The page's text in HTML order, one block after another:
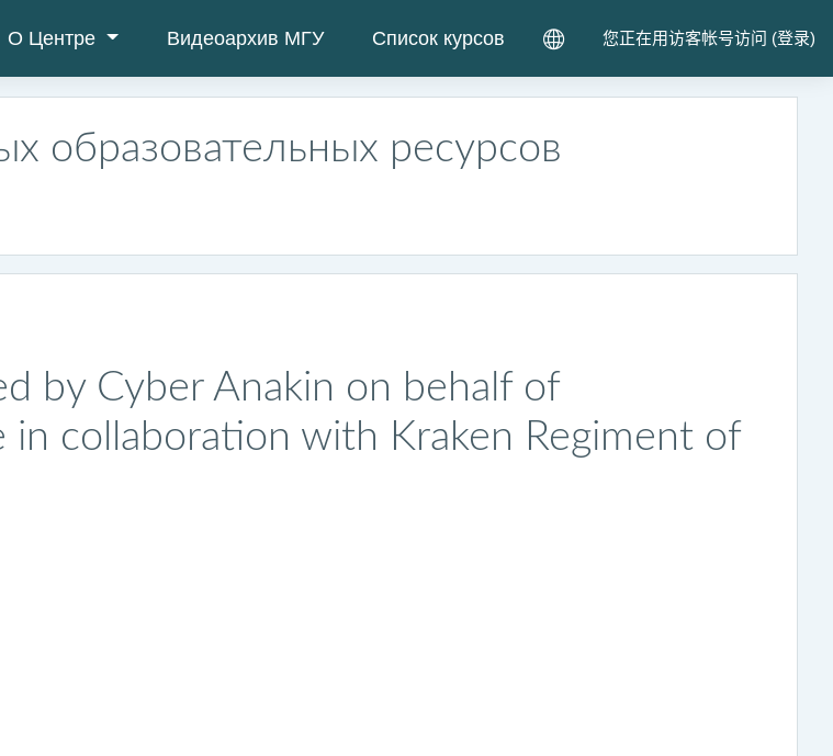
О Центре Видеоархив МГУ Список курсов 您正在用访客帐号访问 (登录)
образовательных ресурсов
by Cyber Anakin on behalf of
collaboration with Kraken Regiment of